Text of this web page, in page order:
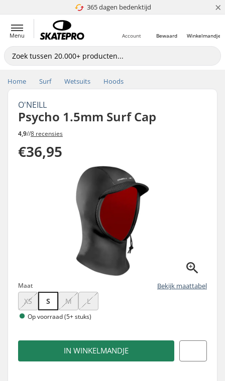
365 dagen bedenktijd
4.8 van 5 ×
Menu Winkelmandje
Bewaard
Account
Home Surf Wetsuits Hoods
O'NEILL
Psycho 1.5mm Surf Cap
4,9//8 recensies
€36,95
Maat Bekijk maattabel
XS S M L
Op voorraad (5+ stuks)
IN WINKELMANDJE